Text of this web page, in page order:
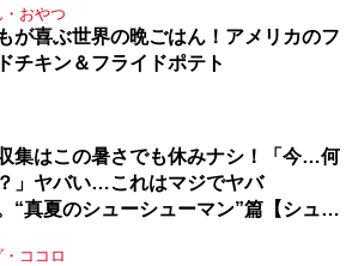
・おやつ
が喜ぶ世界の晩ごはん！アメリカのフ
チキン＆フライドポテト
集はこの暑さでも休みナシ！「今…何
」ヤバい…これはマジでヤバ
“真夏のシューシューマン”篇【シュー
ココロ